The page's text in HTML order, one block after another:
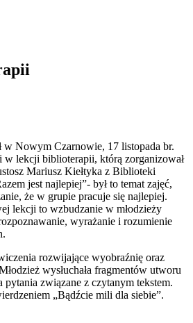
w Nowym Czarnowie, 17 listopada br.
w lekcji biblioterapii, którą zorganizował
Mariusz Kiełtyka z Biblioteki
jest najlepiej”- był to temat zajęć,
że w grupie pracuje się najlepiej.
lekcji to wzbudzanie w młodzieży
wyrażanie i rozumienie
rozwijające wyobraźnię oraz
wysłuchała fragmentów utworu
pytania związane z czytanym tekstem.
„Bądźcie mili dla siebie”.